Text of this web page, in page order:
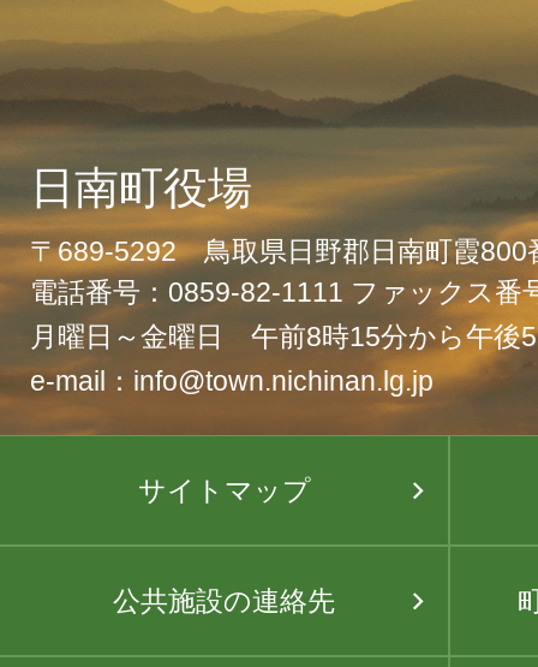
日南町役場
〒689-5292 鳥取県日野郡日南町霞800
電話番号：0859-82-1111 ファックス番
月曜日～金曜日 午前8時15分から午後
e-mail：info@town.nichinan.lg.jp
サイトマップ
公共施設の連絡先